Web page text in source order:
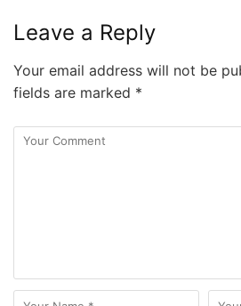
Leave a Reply
Your email address will not be
fields are marked *